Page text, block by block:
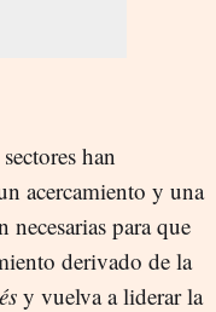
han
acercamiento y una
para que
derivado de la
y vuelva a liderar la